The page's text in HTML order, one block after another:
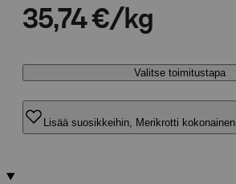
35,74 €/kg
Valitse toimitustapa
Lisää suosikkeihin, Merikrotti kokonainen